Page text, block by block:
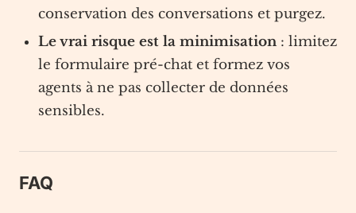
conservation des conversations et purgez.
Le vrai risque est la minimisation : limitez
le formulaire pré-chat et formez vos
agents à ne pas collecter de données
sensibles.
FAQ